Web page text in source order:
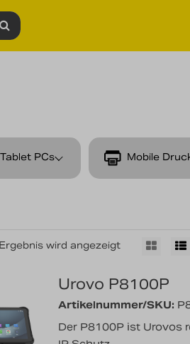
PCs Mobile
wird angezeigt
Urovo P8100P
Artikelnummer/SKU:
Der P8100P ist Urovos